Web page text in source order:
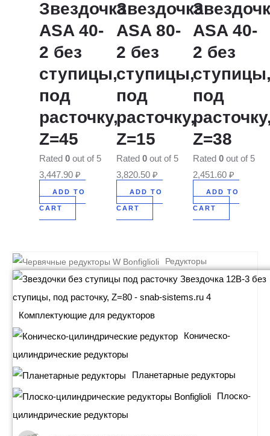
Редукторы
Комплектующие для редукторов
Коническо-
цилиндрические редукторы
Планетарные редукторы
Плоско-
цилиндрические редукторы
Звездочка
ASA 40-
2 без
ступицы,
под
расточку,
Z=45
Rated 0 out of 5
3,447.90 ₽
ADD TO
CART
Звездочка
ASA 80-
2 без
ступицы,
под
расточку,
Z=15
Rated 0out of 5
3,820.50 ₽
ADD TO
CART
ASA 40-
2 без
под
Z=38
Rated0 out of 5
2,451.60₽
ADD TO
CART